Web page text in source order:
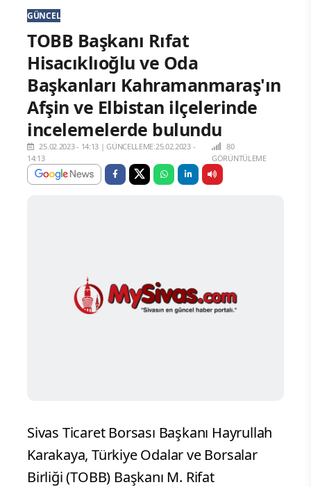
GÜNCEL
TOBB Başkanı Rıfat
Hisacıklıoğlu ve Oda
Başkanları Kahramanmaraş'ın
Afşin ve Elbistan ilçelerinde
incelemelerde bulundu
25.02.2023 - 14:13 |GÜNCELLEME:25.02.2023 -
14:13
80
GÖRÜNTÜLEME
Sivas Ticaret Borsası Başkanı Hayrullah
Karakaya, Türkiye Odalar ve Borsalar
Birliği (TOBB) Başkanı M. Rifat